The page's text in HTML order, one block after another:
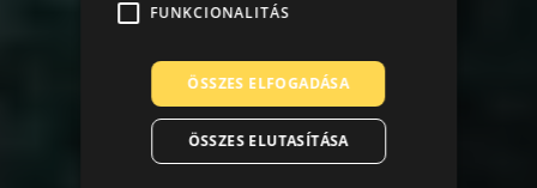
FUNKCIONALITÁS
ÖSSZES ELFOGADÁSA
ÖSSZES ELUTASÍTÁSA